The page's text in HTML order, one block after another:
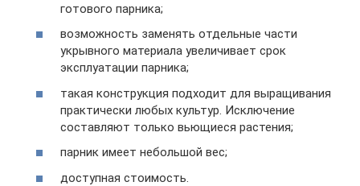
готового парника;
возможность заменять отдельные части
укрывного материала увеличивает срок
эксплуатации парника;
такая конструкция подходит для выращивания
практически любых культур. Исключение
составляют только вьющиеся растения;
парник имеет небольшой вес;
доступная стоимость.